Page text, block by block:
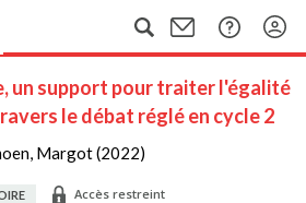
un support pour traiter l'égalité
le débat réglé en cycle 2
Margot (2022)
Accès restreint